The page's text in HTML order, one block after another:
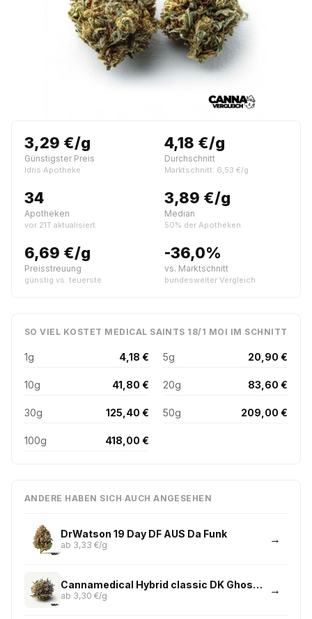
3,29 €/g
Günstigster Preis
Idris Apotheke
4,18 €/g
Durchschnitt
Marktschnitt: 6,53 €/g
34
Apotheken
vor 21T aktualisiert
3,89 €/g
Median
50% der Apotheken
6,69 €/g
Preisstreuung
günstig vs. teuerste
-36,0%
vs. Marktschnitt
bundesweiter Vergleich
SO VIEL KOSTET MEDICAL SAINTS 18/1 MOI IM SCHNITT
1g 4,18 € 5g 20,90 €
10g 41,80 € 20g 83,60 €
30g 125,40 € 50g 209,00 €
100g 418,00 €
ANDERE HABEN SICH AUCH ANGESEHEN
DrWatson 19 Day DF AUS Da Funk
ab 3,33 €/g
Cannamedical Hybrid classic DK Ghost Train Haze
ab 3,30 €/g